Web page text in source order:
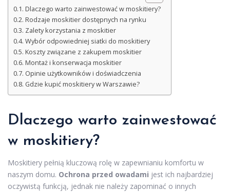
Dlaczego warto zainwestować w moskitiery?
Rodzaje moskitier dostępnych na rynku
Zalety korzystania z moskitier
Wybór odpowiedniej siatki do moskitiery
Koszty związane z zakupem moskitier
Montaż i konserwacja moskitier
Opinie użytkowników i doświadczenia
Gdzie kupić moskitiery w Warszawie?
Dlaczego warto zainwestować
w moskitiery?
Moskitiery pełnią kluczową rolę w zapewnianiu komfortu w
naszym domu. Ochrona przed owadami jest ich najbardziej
oczywistą funkcją, jednak nie należy zapominać o innych